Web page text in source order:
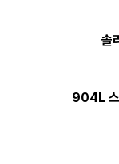
솔
904L 스